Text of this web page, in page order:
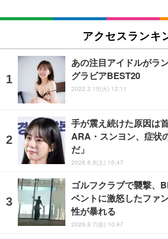
アクセスランキ
あの注目アイドルがラ
グラビアBEST20
2022.2.15(火) 12:11
手が震え続けた原因は
ARA・スンヨン、症状
だ」
2026.8.8(土) 15:47
ゴルフクラブで襲撃、
ベントに激怒したファ
性が暴れる
2026.8.7(金) 10:47